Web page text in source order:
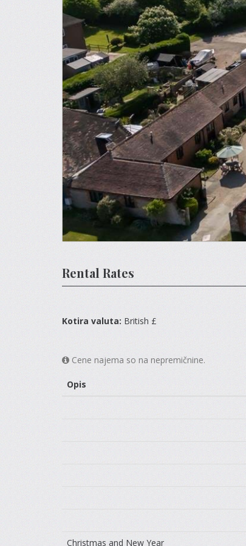
Rental Rates
Kotira valuta: British £
Cene najema so na nepremičnine.
Opis
Christmas and New Year